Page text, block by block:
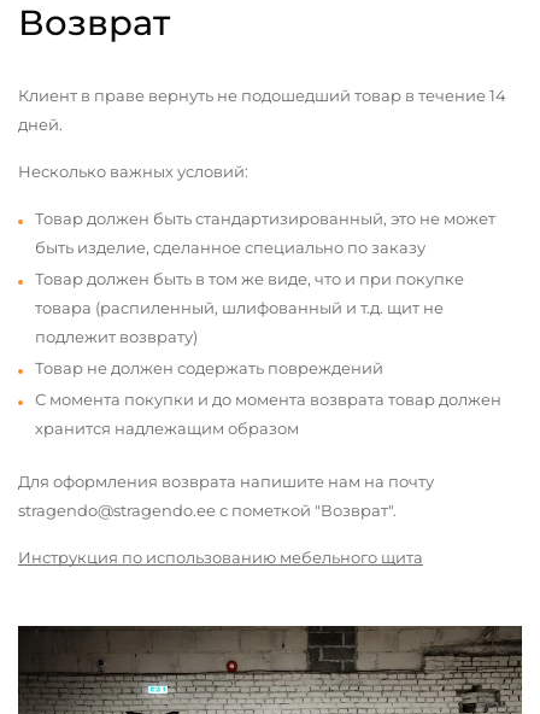
Возврат
Клиент в праве вернуть не подошедший товар в течение 14
дней.
Несколько важных условий:
Товар должен быть стандартизированный, это не может
быть изделие, сделанное специально по заказу
Товар должен быть в том же виде, что и при покупке
товара (распиленный, шлифованный и т.д. щит не
подлежит возврату)
Товар не должен содержать повреждений
С момента покупки и до момента возврата товар должен
хранится надлежащим образом
Для оформления возврата напишите нам на почту
stragendo@stragendo.ee с пометкой "Возврат".
Инструкция по использованию мебельного щита